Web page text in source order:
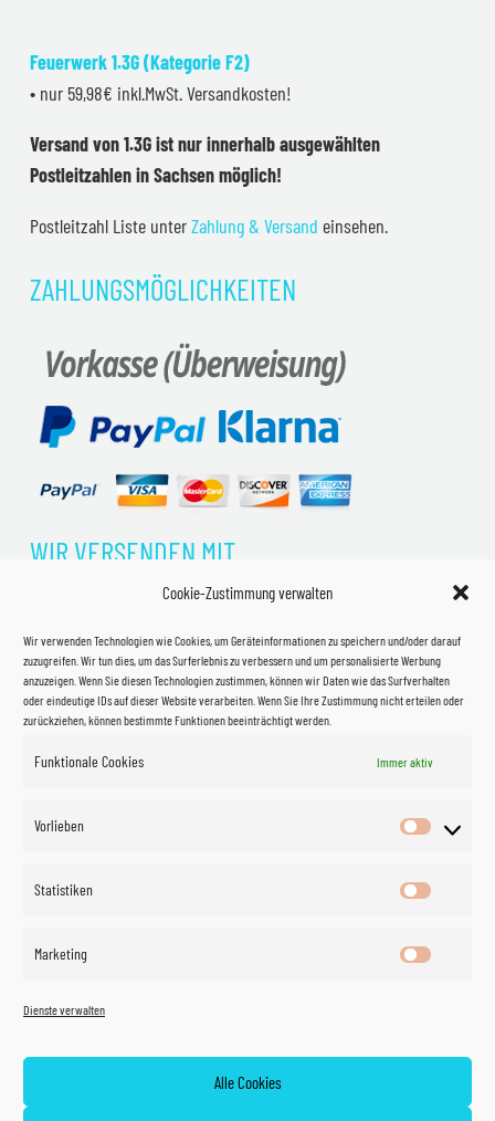
Cookie-Zustimmung verwalten
Wir verwenden Technologien wie Cookies, um Geräteinformationen zu speichern und/oder darauf
zuzugreifen. Wir tun dies, um das Surferlebnis zu verbessern und um personalisierte Werbung
anzuzeigen. Wenn Sie diesen Technologien zustimmen, können wir Daten wie das Surfverhalten
oder eindeutige IDs auf dieser Website verarbeiten. Wenn Sie Ihre Zustimmung nicht erteilen oder
zurückziehen, können bestimmte Funktionen beeinträchtigt werden.
Funktionale Cookies Immer aktiv
Vorlieben
Vorlieben
Statistiken
Marketing
Dienste verwalten
Alle Cookies
Feuerwerk 1.3G (Kategorie F2)
• nur 59,98€ inkl.MwSt. Versandkosten!
Versand von 1.3G ist nur innerhalb ausgewählten
Postleitzahlen in Sachsen möglich!
Postleitzahl Liste unterZahlung & Versand einsehen.
ZAHLUNGSMÖGLICHKEITEN
WIR VERSENDEN MIT
©